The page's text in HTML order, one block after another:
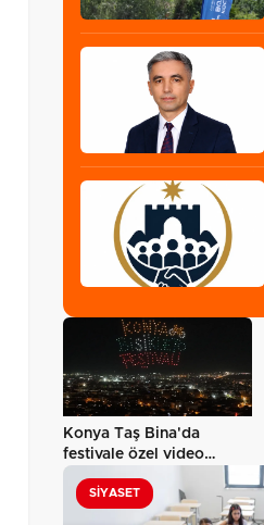
Konya Taş Bina'da
festivale özel video
mapping ve…
SIYASET